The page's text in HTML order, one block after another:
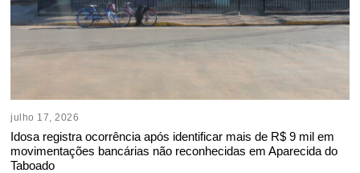
julho 17, 2026
Idosa registra ocorrência após identificar mais de R$ 9 mil em
movimentações bancárias não reconhecidas em Aparecida do
Taboado